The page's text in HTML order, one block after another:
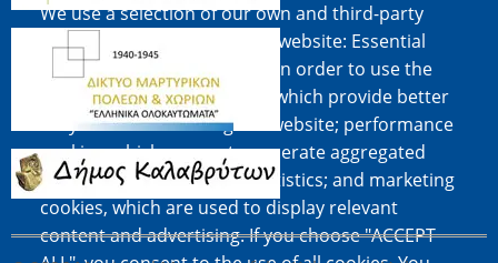
We use a selection of our own and third-party
cookies on the pages of this website: Essential
cookies, which are required in order to use the
website; functional cookies, which provide better
easy of use when using the website; performance
cookies, which we use to generate aggregated
data on website use and statistics; and marketing
cookies, which are used to display relevant
content and advertising. If you choose "ACCEPT
Image
Image